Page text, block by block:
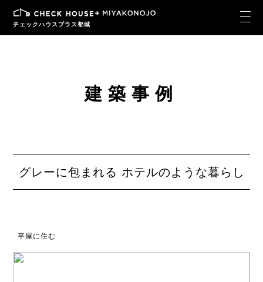
チェックハウスプラス都城
建築事例
グレーに包まれる ホテルのような暮らし
平屋に住む